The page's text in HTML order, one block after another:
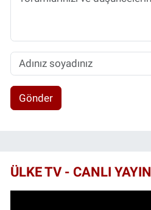
Gönder
ÜLKE TV - CANLI YAYIN